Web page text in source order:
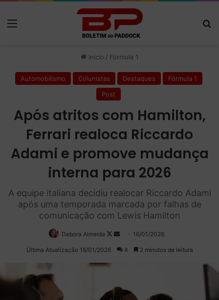
Início / Fórmula 1
Automobilismo Colunistas Destaques
Fórmula 1
Post
Após atritos com Hamilton,
Ferrari realoca Riccardo
Adami e promove mudança
interna para 2026
A equipe italiana decidiu realocar Riccardo Adami
após uma temporada marcada por falhas de
comunicação com Lewis Hamilton
Debora Almeida
Follow
on
Mande
um
16/01/2026
Última Atualização 16/01/2026 4 2 minutos de leitura